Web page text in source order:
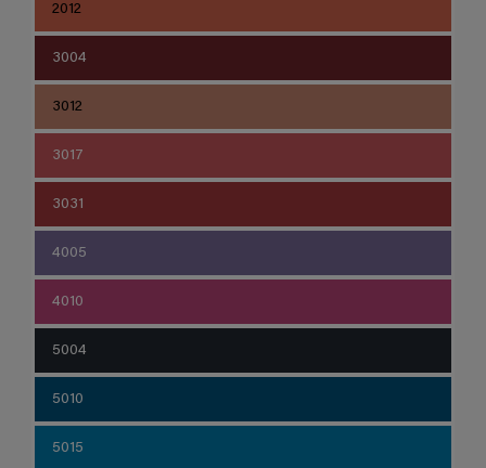
2012
3004
3012
3017
3031
4005
4010
5004
5010
5015